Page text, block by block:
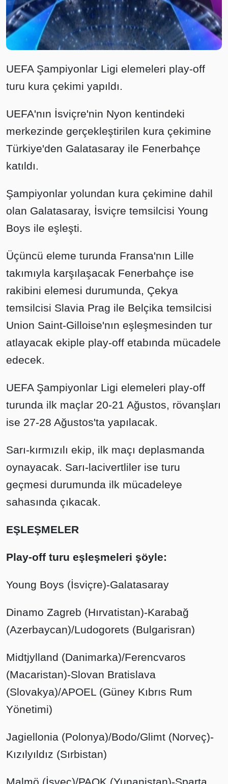
UEFA Şampiyonlar Ligi elemeleri play-off
turu kura çekimi yapıldı.
UEFA'nın İsviçre'nin Nyon kentindeki
merkezinde gerçekleştirilen kura çekimine
Türkiye'den Galatasaray ile Fenerbahçe
katıldı.
Şampiyonlar yolundan kura çekimine dahil
olan Galatasaray, İsviçre temsilcisi Young
Boys ile eşleşti.
Üçüncü eleme turunda Fransa'nın Lille
takımıyla karşılaşacak Fenerbahçe ise
rakibini elemesi durumunda, Çekya
temsilcisi Slavia Prag ile Belçika temsilcisi
Union Saint-Gilloise'nın eşleşmesinden tur
atlayacak ekiple play-off etabında mücadele
edecek.
UEFA Şampiyonlar Ligi elemeleri play-off
turunda ilk maçlar 20-21 Ağustos, rövanşları
ise 27-28 Ağustos'ta yapılacak.
Sarı-kırmızılı ekip, ilk maçı deplasmanda
oynayacak. Sarı-lacivertliler ise turu
geçmesi durumunda ilk mücadeleye
sahasında çıkacak.
EŞLEŞMELER
Play-off turu eşleşmeleri şöyle:
Young Boys (İsviçre)-Galatasaray
Dinamo Zagreb (Hırvatistan)-Karabağ
(Azerbaycan)/Ludogorets (Bulgarisran)
Midtjylland (Danimarka)/Ferencvaros
(Macaristan)-Slovan Bratislava
(Slovakya)/APOEL (Güney Kıbrıs Rum
Yönetimi)
Jagiellonia (Polonya)/Bodo/Glimt (Norveç)-
Kızılyıldız (Sırbistan)
Malmö (İsveç)/PAOK (Yunanistan)-Sparta